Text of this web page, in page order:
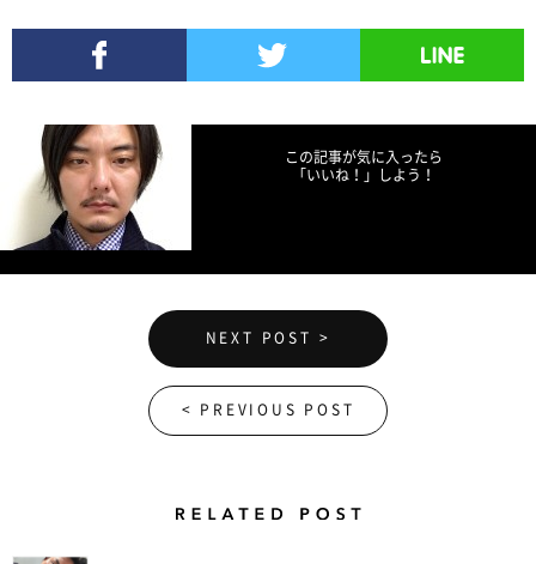
この記事が気に入ったら
「いいね！」しよう！
NEXT POST >
< PREVIOUS POST